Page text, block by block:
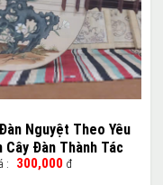
Nguyệt Theo Yêu
Cây Đàn Thành Tác
Nghệ Thuật
: 300,000 đ